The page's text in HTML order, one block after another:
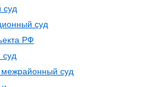
суд
суд
РФ
суд